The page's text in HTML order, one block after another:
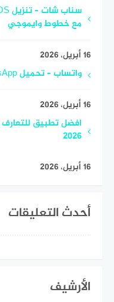
مع خطوط وايموجي
16 أبريل، 2026
واتساب – تحميل WhatsApp للآيفون 2026 آخر إصدار
16 أبريل، 2026
افضل تطبيق للتعارف
2026
16 أبريل، 2026
أحدث التعليقات
الأرشيف